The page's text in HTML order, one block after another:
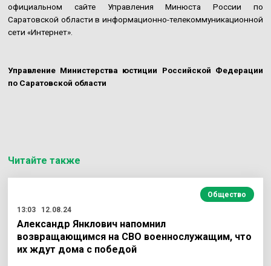
официальном сайте Управления Минюста России по
Саратовской области в информационно-телекоммуникационной
сети «Интернет».
Управление Министерства юстиции Российской Федерации
по Саратовской области
Читайте также
Общество
13:03
12.08.24
Александр Янклович напомнил
возвращающимся на СВО военнослужащим, что
их ждут дома с победой